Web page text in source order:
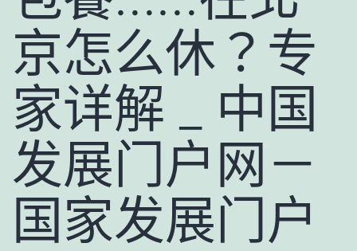
京怎么休？专
家详解 _ 中国
发展门户网－
国家发展门户